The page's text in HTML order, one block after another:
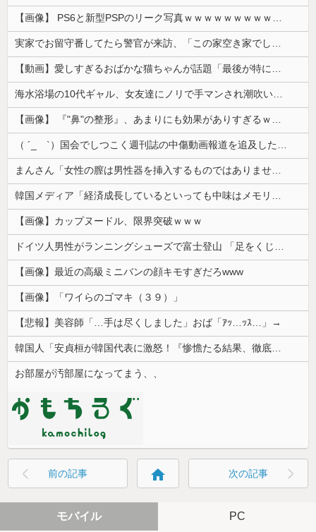
【画像】 PS6と新型PSPのリーク写真ｗｗｗｗｗｗｗｗｗｗｗｗｗｗｗｗｗｗｗ
実家でお留守番してたら警官が来訪、「この家空き家でしたよね？」と問いかけてくるが実際は30年ほど住んでおり……
【動画】愛しすぎるおばかな猫ちゃんが話題「最後が特にかわいいｗ」
海水浴場の10代ギャル、女友達にノリで手マンされ潮吹いてガチイキしてしまうｗｗｗ
【画像】 『"鼻"の整形』、あまりにも効果がありすぎるｗｗｗｗｗｗｗｗｗｗｗ
（ ´_ゝ`）国会でしつこく週刊誌の中傷動画報道を追及した立憲議員、自身への誹謗中傷・苦情電話被害を訴え「総理に疑問を質す、当然のことをした...
まんさん「女性の膣は男性器を挿入するものではありません」
韓国メディア「経済成長しているといっても中味はメモリ価格だけ。雇用増加見通しが半減してしまった」……韓国の内需不況は根強い状況っすね
【画像】カップヌードル、限界突破ｗｗｗ
ドイツ人男性がランニングシューズで富士登山 「足をくじいて動けない」
【画像】最近の高級ミニバンの顔キモすぎだろwww
【画像】「ワイらのゴマキ（３９）」
【悲報】美容師「…手は尽くしました」おば「ｱｯ…ｯｽ…」→
韓国人「安貞桓が韓国代表に激怒！『惨憺たる結果、徹底的な刷新が必要だ』と監督や協会を痛烈批判」
お部屋が汚部屋になってまう、、
前の記事 home 次の記事
モバイル PC